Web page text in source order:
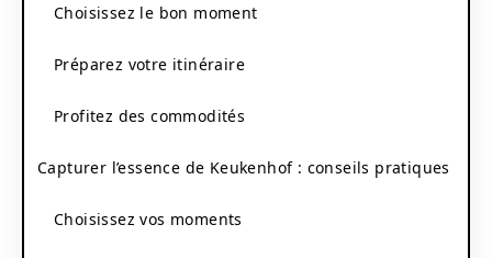
Choisissez le bon moment
Préparez votre itinéraire
Profitez des commodités
Capturer l’essence de Keukenhof : conseils pratiques
Choisissez vos moments